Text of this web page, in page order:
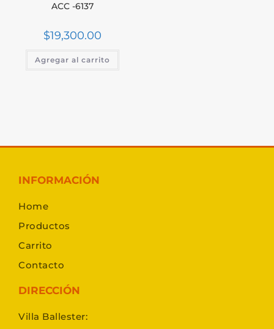
ACC -6137
$19,300.00
Agregar al carrito
INFORMACIÓN
Home
Productos
Carrito
Contacto
DIRECCIÓN
Villa Ballester: